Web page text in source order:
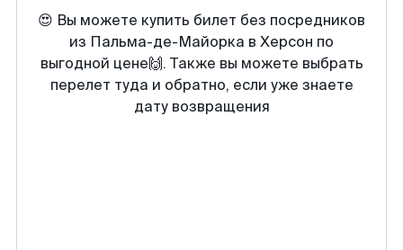
😍 Вы можете купить билет без посредников
из Пальма-де-Майорка в Херсон по
выгодной цене🙌. Также вы можете выбрать
перелет туда и обратно, если уже знаете
дату возвращения